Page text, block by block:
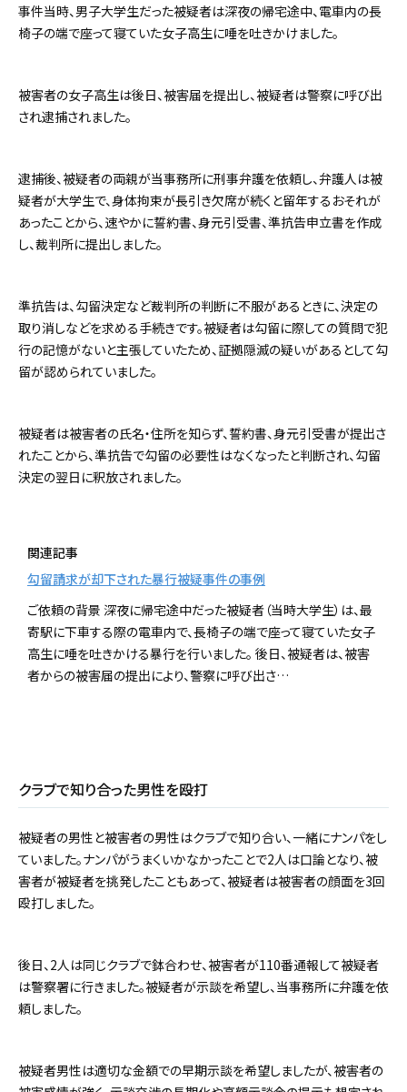
事件当時、男子大学生だった被疑者は深夜の帰宅途中、電車内の長
椅子の端で座って寝ていた女子高生に唾を吐きかけました。
被害者の女子高生は後日、被害届を提出し、被疑者は警察に呼び出
され逮捕されました。
逮捕後、被疑者の両親が当事務所に刑事弁護を依頼し、弁護人は被
疑者が大学生で、身体拘束が長引き欠席が続くと留年するおそれが
あったことから、速やかに誓約書、身元引受書、準抗告申立書を作成
し、裁判所に提出しました。
準抗告は、勾留決定など裁判所の判断に不服があるときに、決定の
取り消しなどを求める手続きです。被疑者は勾留に際しての質問で犯
行の記憶がないと主張していたため、証拠隠滅の疑いがあるとして勾
留が認められていました。
被疑者は被害者の氏名・住所を知らず、誓約書、身元引受書が提出さ
れたことから、準抗告で勾留の必要性はなくなったと判断され、勾留
決定の翌日に釈放されました。
関連記事
勾留請求が却下された暴行被疑事件の事例
ご依頼の背景 深夜に帰宅途中だった被疑者（当時大学生）は、最
寄駅に下車する際の電車内で、長椅子の端で座って寝ていた女子
高生に唾を吐きかける暴行を行いました。 後日、被疑者は、被害
者からの被害届の提出により、警察に呼び出さ…
クラブで知り合った男性を殴打
被疑者の男性と被害者の男性はクラブで知り合い、一緒にナンパをし
ていました。ナンパがうまくいかなかったことで2人は口論となり、被
害者が被疑者を挑発したこともあって、被疑者は被害者の顔面を3回
殴打しました。
後日、2人は同じクラブで鉢合わせ、被害者が110番通報して被疑者
は警察署に行きました。被疑者が示談を希望し、当事務所に弁護を依
頼しました。
被疑者男性は適切な金額での早期示談を希望しましたが、被害者の